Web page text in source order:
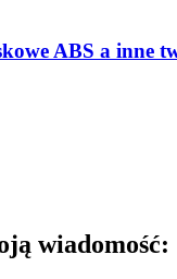
ABS a inne
wiadomość: